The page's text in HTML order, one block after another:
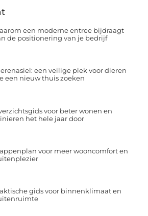
een moderne entree bijdraagt
de positionering van je bedrijf
een veilige plek voor dieren
een nieuw thuis zoeken
voor beter wonen en
het hele jaar door
voor meer wooncomfort en
gids voor binnenklimaat en